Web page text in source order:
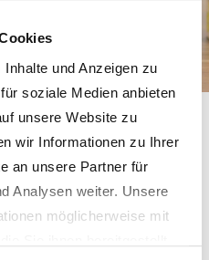
und Anzeigen zu
soziale Medien anbieten
unsere Website zu
wir Informationen zu Ihrer
an unsere Partner für
Analysen weiter. Unsere
möglicherweise mit
& Einrichtungen
Schulen